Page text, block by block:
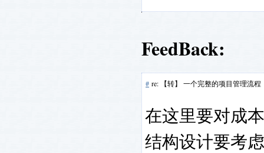
FeedBack:
# re: 【转】 一个完整的项目管理流程
在这里要对成
结构设计要考